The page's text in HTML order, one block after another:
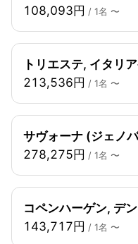
108,093円 / 1名 〜
トリエステ, イタリ
213,536円 / 1名 〜
サヴォーナ (ジェノ
278,275円 / 1名 〜
コペンハーゲン, デ
143,717円 / 1名 〜